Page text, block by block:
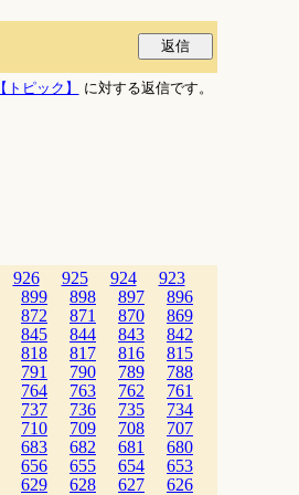
【トピック】 に対する返信です。
926 925 924
923
899 898 897
896
872 871 870
869
845 844 843
842
818 817 816
815
791 790 789
788
764 763 762
761
737 736 735
734
710 709 708
707
683 682 681
680
656 655 654
653
629 628 627
626